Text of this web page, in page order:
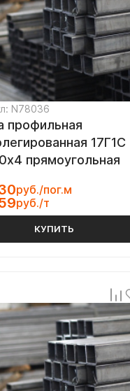
N78036
профильная
17Г1С
прямоугольная
руб./пог.м
руб./т
КУПИТЬ